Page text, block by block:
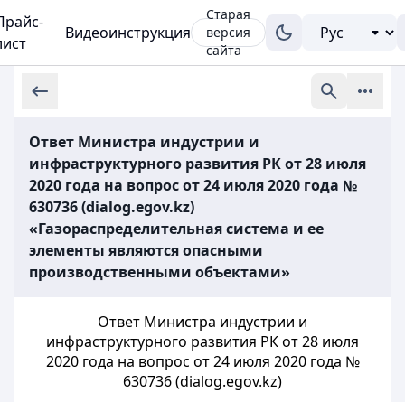
Видеоинструкция
Старая
версия
сайта
Ответ Министра индустрии и
инфраструктурного развития РК от 28 июля
2020 года на вопрос от 24 июля 2020 года №
630736 (dialog.egov.kz)
«Газораспределительная система и ее
элементы являются опасными
производственными объектами»
Ответ Министра индустрии и
инфраструктурного развития РК от 28 июля
2020 года на вопрос от 24 июля 2020 года №
630736 (dialog.egov.kz)